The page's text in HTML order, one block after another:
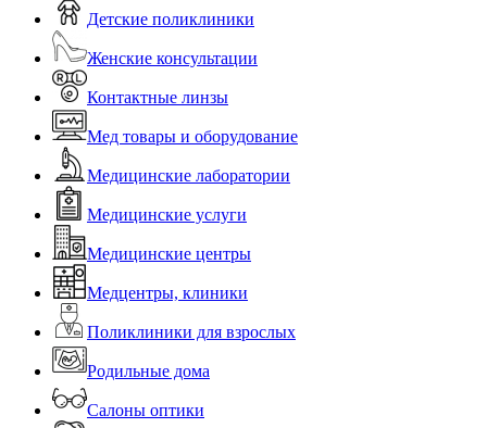
Детские поликлиники
Женские консультации
Контактные линзы
Мед товары и оборудование
Медицинские лаборатории
Медицинские услуги
Медицинские центры
Медцентры, клиники
Поликлиники для взрослых
Родильные дома
Салоны оптики